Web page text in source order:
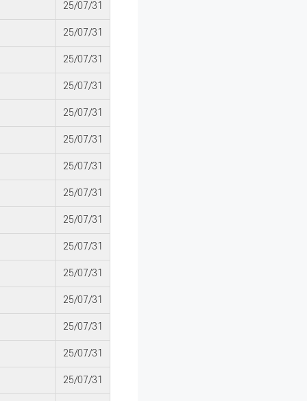
25/07/31
25/07/31
25/07/31
25/07/31
25/07/31
25/07/31
25/07/31
25/07/31
25/07/31
25/07/31
25/07/31
25/07/31
25/07/31
25/07/31
25/07/31